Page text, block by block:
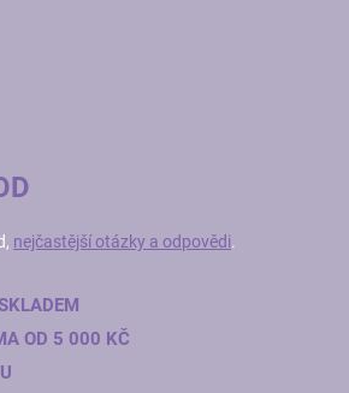
nejčastější otázky a odpovědi.
OD 5 000 KČ